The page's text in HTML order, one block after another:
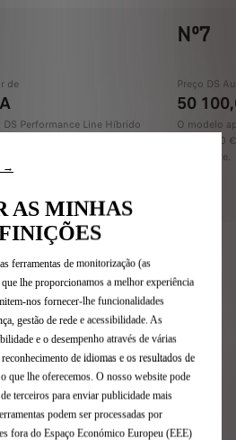
de
Performance Line Híbrido
Nº7
Preço DS
50
O modelo
50 100,00
Transporte.
Frequentes
o processo de compra
– FASE DA ENCOMENDA NA DS
de Vendaaqui.
→
AS MINHAS
ferramentas de monitorização (as
lhe proporcionamos a melhor experiência
nos fornecer-lhe funcionalidades
gestão de rede e acessibilidade. As
e o desempenho através de várias
de idiomas e os resultados de
que lhe oferecemos. O nosso website pode
terceiros para enviar publicidade mais
podem ser processadas por
fora do Espaço Económico Europeu (EEE)